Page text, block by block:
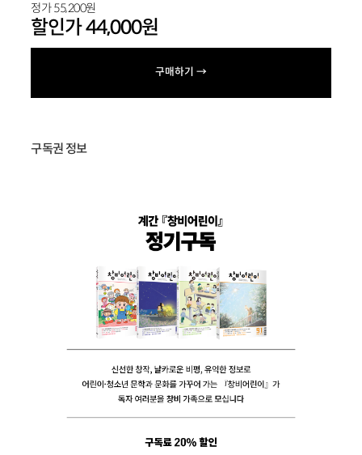
정가55,200원
할인가44,000원
구매하기 →
구독권 정보